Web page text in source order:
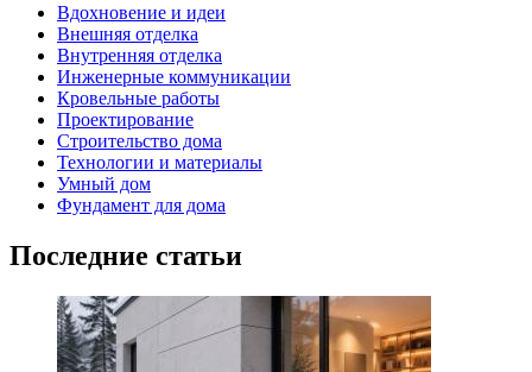
Вдохновение и идеи
Внешняя отделка
Внутренняя отделка
Инженерные коммуникации
Кровельные работы
Проектирование
Строительство дома
Технологии и материалы
Умный дом
Фундамент для дома
Последние статьи